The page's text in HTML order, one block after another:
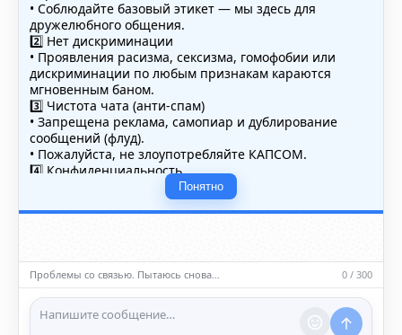
• Соблюдайте базовый этикет — мы здесь для
дружелюбного общения.
2️⃣ Нет дискриминации
• Проявления расизма, сексизма, гомофобии или
дискриминации по любым признакам караются
мгновенным баном.
3️⃣ Чистота чата (анти-спам)
• Запрещена реклама, самопиар и дублирование
сообщений (флуд).
• Пожалуйста, не злоупотребляйте КАПСОМ.
4️⃣ Конфиденциальность
• Не публикуйте личные данные — свои или чужие
(телефоны, адреса, документы).
5️⃣ Уместность контента
насилию.
ℹ️ Модераторы и администраторы вправе удалять
сообщения и ограничивать доступ к чату при
нарушении правил.
Понятно
Проблемы со связью. Пытаюсь снова… 0 / 300